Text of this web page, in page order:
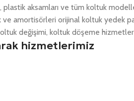
plastik aksamları ve tüm koltuk
ve amortisörleri orijinal koltuk yedek
değişimi, koltuk döşeme
hizmetlerimiz